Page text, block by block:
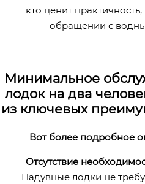
кто ценит
обращении с
Минимальное
лодок на два
из ключевых
Вот более подробное
Отсутствие
Надувные лодки не